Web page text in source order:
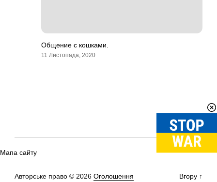
Общение с кошками.
11 Листопада, 2020
Мапа сайту
Авторське право © 2026 Оголошення
Вгору ↑